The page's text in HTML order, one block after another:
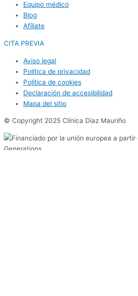
Equipo médico
Blog
Afíliate
CITA PREVIA
Aviso legal
Política de privacidad
Política de cookies
Declaración de accesibilidad
Mapa del sitio
© Copyright 2025 Clínica Díaz Mauriño